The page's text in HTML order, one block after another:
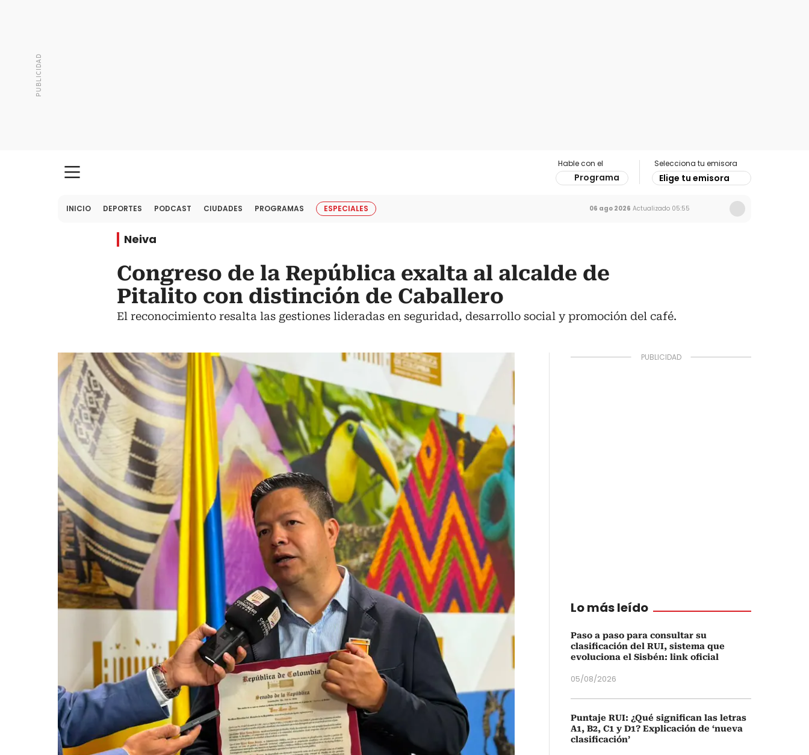
Hable con el
Programa
Selecciona tu emisora
Elige tu emisora
INICIO DEPORTES PODCAST CIUDADES PROGRAMAS ESPECIALES 06 ago 2026 Actualizado 05:55
Neiva
Congreso de la República exalta al alcalde de
Pitalito con distinción de Caballero
El reconocimiento resalta las gestiones lideradas en seguridad, desarrollo social y promoción del café.
Lo más leído
Paso a paso para consultar su
clasificación del RUI, sistema que
evoluciona el Sisbén: link oficial
05/08/2026
Puntaje RUI: ¿Qué significan las letras
A1, B2, C1 y D1? Explicación de ‘nueva
clasificación’